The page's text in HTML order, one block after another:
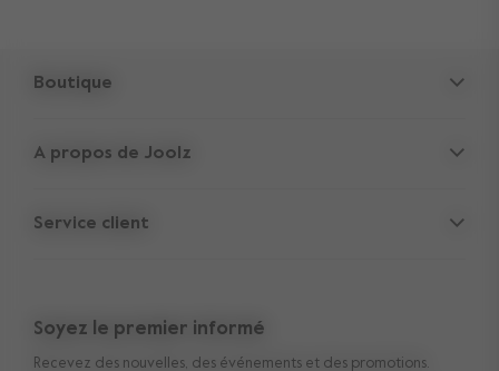
Boutique
Accessoires
Pièces de rechange
A propos de Joolz
Informations sur la société
Acheter le look
Service client
Manuels
Livraison et paiement
Soyez le premier informé
Recevez des nouvelles, des événements et des promotions.